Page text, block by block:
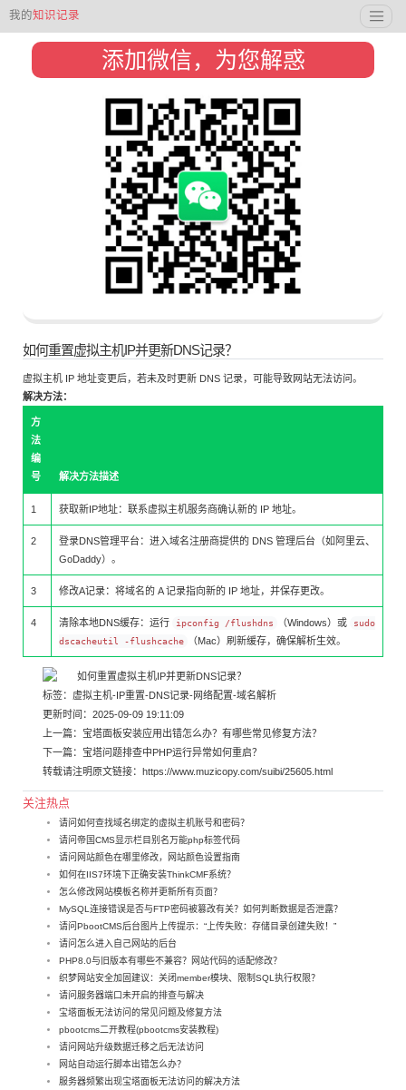
我的知识记录
添加微信，为您解惑
如何重置虚拟主机IP并更新DNS记录？
虚拟主机 IP 地址变更后，若未及时更新 DNS 记录，可能导致网站无法访问。
解决方法：
方
法
编
号
解决方法描述
1 获取新IP地址：联系虚拟主机服务商确认新的 IP 地址。
2
登录DNS管理平台：进入域名注册商提供的 DNS 管理后台（如阿里云、
GoDaddy）。
3 修改A记录：将域名的 A 记录指向新的 IP 地址，并保存更改。
4 清除本地DNS缓存：运行 ipconfig /flushdns （Windows）或
sudo
dscacheutil -flushcache
（Mac）刷新缓存，确保解析生效。
标签： 虚拟主机-IP重置-DNS记录-网络配置-域名解析
更新时间：2025-09-09 19:11:09
上一篇： 宝塔面板安装应用出错怎么办？有哪些常见修复方法？
下一篇： 宝塔问题排查中PHP运行异常如何重启？
转载请注明原文链接： https://www.muzicopy.com/suibi/25605.html
关注热点
请问如何查找域名绑定的虚拟主机账号和密码？
请问帝国CMS显示栏目别名万能php标签代码
请问网站颜色在哪里修改，网站颜色设置指南
如何在IIS7环境下正确安装ThinkCMF系统？
怎么修改网站模板名称并更新所有页面？
MySQL连接错误是否与FTP密码被篡改有关？如何判断数据是否泄露？
请问PbootCMS后台图片上传提示：“上传失败：存储目录创建失败！”
请问怎么进入自己网站的后台
PHP8.0与旧版本有哪些不兼容？网站代码的适配修改？
织梦网站安全加固建议：关闭member模块、限制SQL执行权限？
请问服务器端口未开启的排查与解决
宝塔面板无法访问的常见问题及修复方法
pbootcms二开教程(pbootcms安装教程)
请问网站升级数据迁移之后无法访问
网站自动运行脚本出错怎么办？
服务器频繁出现宝塔面板无法访问的解决方法